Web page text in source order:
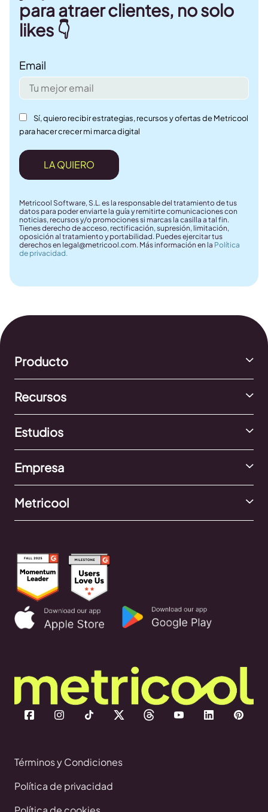
para atraer clientes, no solo
likes 👇
Email
Sí, quiero recibir estrategias, recursos y ofertas de Metricool
para hacer crecer mi marca digital
LA QUIERO
Metricool Software, S.L. es la responsable del tratamiento de tus
datos para poder enviarte la guía y remitirte comunicaciones con
noticias, recursos y/o promociones si marcas la casilla a tal fin.
Tienes derecho de acceso, rectificación, supresión, limitación,
oposición al tratamiento y portabilidad. Puedes ejercitar tus
derechos en legal@metricool.com. Más información en la Política
de privacidad.
Producto
Recursos
Estudios
Empresa
Metricool
Términos y Condiciones
Política de privacidad